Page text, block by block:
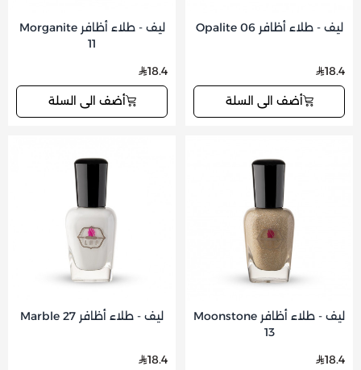
ليف - طلاء أظافر Opalite 06
18.4
أضف الى السلة
ليف - طلاء أظافر Morganite
11
18.4
أضف الى السلة
ليف - طلاء أظافر Moonstone
13
18.4
ليف - طلاء أظافر Marble 27
18.4